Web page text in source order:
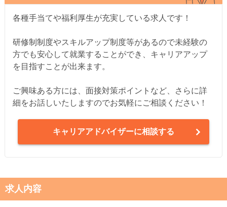
各種手当てや福利厚生が充実している求人です！
研修制制度やスキルアップ制度等があるので未経験の
方でも安心して就業することができ、キャリアアップ
を目指すことが出来ます。
ご興味ある方には、面接対策ポイントなど、さらに詳
細をお話しいたしますのでお気軽にご相談ください！
キャリアアドバイザーに相談する
求人内容